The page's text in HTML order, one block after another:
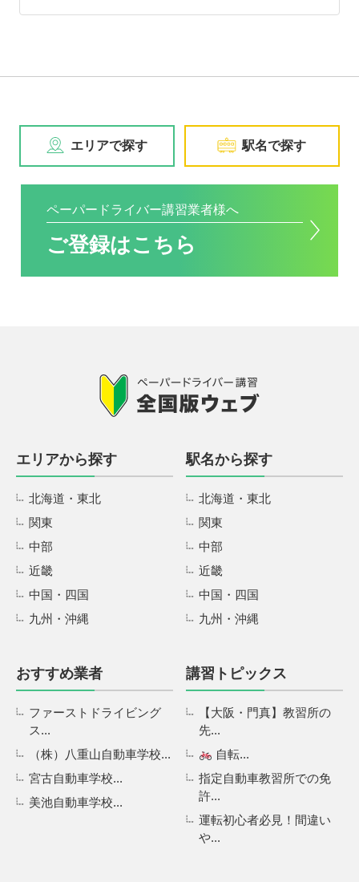
エリアで探す 駅名で探す
ペーパードライバー講習業者様へ
ご登録はこちら
エリアから探す
北海道・東北
関東
中部
近畿
中国・四国
九州・沖縄
駅名から探す
北海道・東北
関東
中部
近畿
中国・四国
九州・沖縄
おすすめ業者
ファーストドライビング
ス...
（株）八重山自動車学校...
宮古自動車学校...
美池自動車学校...
講習トピックス
【大阪・門真】教習所の
先...
自転...
指定自動車教習所での免
許...
運転初心者必見！間違い
や...